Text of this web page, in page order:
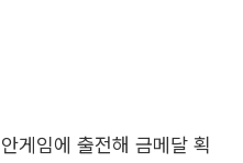
게임에 출전해 금메달 획